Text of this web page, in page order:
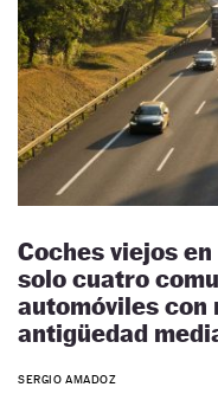
Coches viejos
solo cuatro
automóviles con
antigüedad
SERGIO AMADOZ